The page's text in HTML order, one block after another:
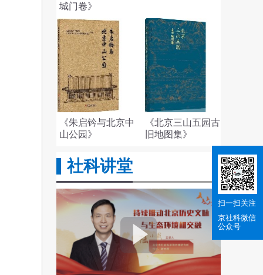
城门卷》
《朱启钤与北京中
山公园》
《北京三山五园古
旧地图集》
社科讲堂
扫一扫关注
京社科微信
公众号